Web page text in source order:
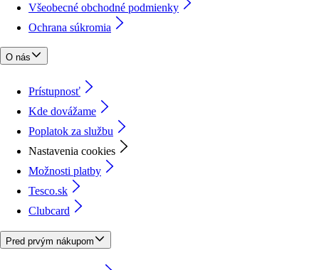
Všeobecné obchodné podmienky
Ochrana súkromia
O nás
Prístupnosť
Kde dovážame
Poplatok za službu
Nastavenia cookies
Možnosti platby
Tesco.sk
Clubcard
Pred prvým nákupom